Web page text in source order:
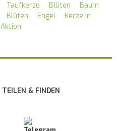
Taufkerze Blüten
Baum
Blüten
Engel
Kerze in
Aktion
TEILEN & FINDEN